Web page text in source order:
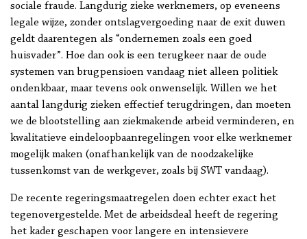
sociale fraude. Langdurig zieke werknemers, op eveneens
legale wijze, zonder ontslagvergoeding naar de exit duwen
geldt daarentegen als “ondernemen zoals een goed
huisvader”. Hoe dan ook is een terugkeer naar de oude
systemen van brugpensioen vandaag niet alleen politiek
ondenkbaar, maar tevens ook onwenselijk. Willen we het
aantal langdurig zieken effectief terugdringen, dan moeten
we de blootstelling aan ziekmakende arbeid verminderen, en
kwalitatieve eindeloopbaanregelingen voor elke werknemer
mogelijk maken (onafhankelijk van de noodzakelijke
tussenkomst van de werkgever, zoals bij SWT vandaag).
De recente regeringsmaatregelen doen echter exact het
tegenovergestelde. Met de arbeidsdeal heeft de regering
het kader geschapen voor langere en intensievere